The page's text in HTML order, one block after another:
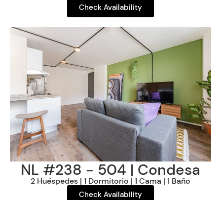
Check Availability
NL #238 - 504 | Condesa
2 Huéspedes | 1 Dormitorio | 1 Cama | 1 Baño
Check Availability